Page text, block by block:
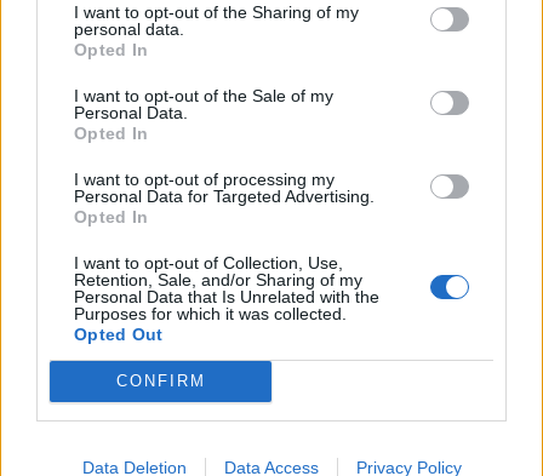
I want to opt-out of the Sharing of my
personal data.
Opted In
I want to opt-out of the Sale of my
Personal Data.
Opted In
I want to opt-out of processing my
Personal Data for Targeted Advertising.
Opted In
I want to opt-out of Collection, Use,
Retention, Sale, and/or Sharing of my
Personal Data that Is Unrelated with the
Purposes for which it was collected.
Opted Out
CONFIRM
Data Deletion Data Access Privacy Policy
Deseu el meu nom, el correu electrònic i el lloc web en
aquest navegador per a la propera vegada que comenti.
Captcha7 * 5 = ?
characters
shown
theÚLTIMES NOTÍCIES